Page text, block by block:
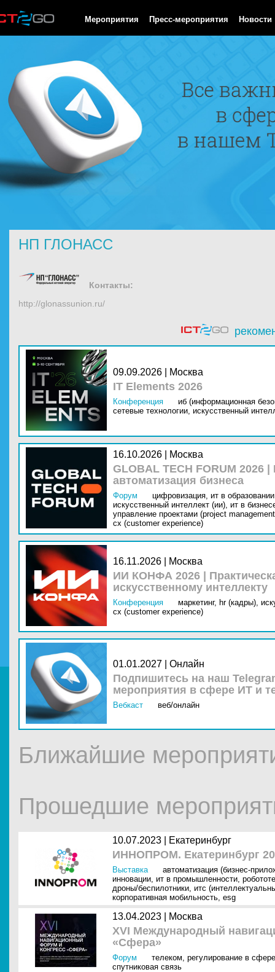
Мероприятия Пресс-мероприятия Новости
НП ГЛОНАСС
Контакты:
http://glonassunion.ru/
09.09.2026 | Москва
IT Elements 2026
Конференция
иб (информационная
сетевые технологии, искусственный
16.10.2026 | Москва
GLOBAL TECH FORUM
автоматизация бизнеса
Форум цифровизация, ит в
искусственный интеллект (ии), ит в
управление проектами (project
cx (customer experience)
16.11.2026 | Москва
ИИ КОНФА 2026 |
искусственному интеллекту
Конференция маркетинг, hr (кадры),
cx (customer experience)
01.01.2027 | Онлайн
Подпишитесь на наш
мероприятия в сфере ИТ и
Вебкаст веб/онлайн
Ближайшие
Прошедшие
10.07.2023 | Екатеринбург
ИННОПРОМ. Екатеринбург
Выставка
автоматизация (бизнес-
инновации, ит в промышленности,
дроны/беспилотники, итс
корпоративная мобильность, esg
13.04.2023 | Москва
XVI Международный
«Сфера»
Форум телеком, регулирование в
спутниковая связь